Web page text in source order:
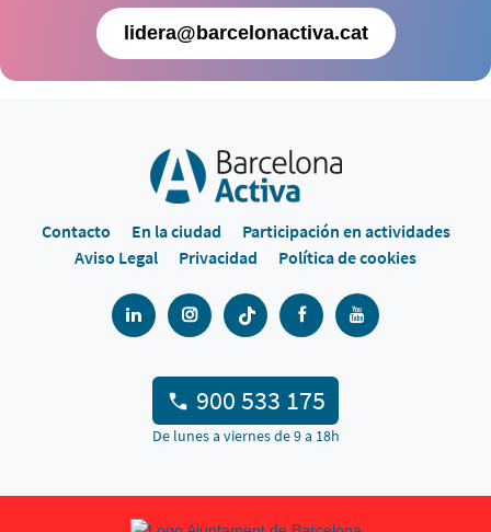
lidera@barcelonactiva.cat
Contacto En la ciudad
Participación en actividades
Aviso Legal
Privacidad Política de cookies
900 533 175
De lunes a viernes de 9 a 18h